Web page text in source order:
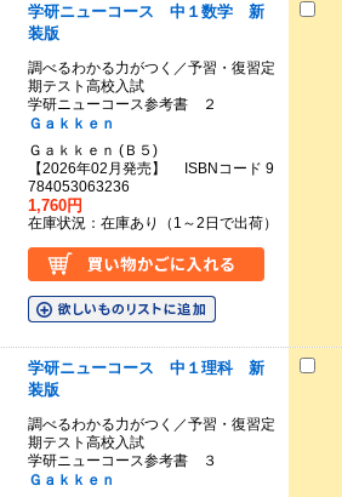
学研ニューコース 中１数学 新
装版
調べるわかる力がつく／予習・復習定
期テスト高校入試
学研ニューコース参考書 ２
Ｇａｋｋｅｎ
Ｇａｋｋｅｎ (Ｂ５)
【2026年02月発売】 ISBNコード 9
784053063236
1,760円
在庫状況：在庫あり（1～2日で出荷）
学研ニューコース 中１理科 新
装版
調べるわかる力がつく／予習・復習定
期テスト高校入試
学研ニューコース参考書 ３
Ｇａｋｋｅｎ